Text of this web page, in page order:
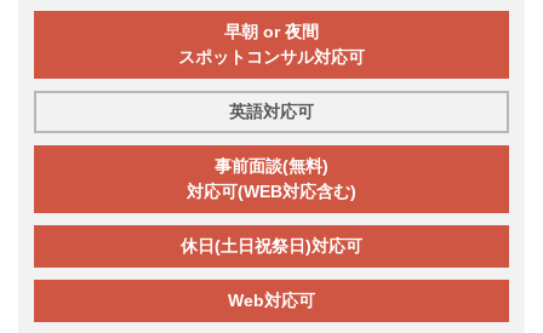
早朝 or 夜間
スポットコンサル対応可
英語対応可
事前面談(無料)
対応可(WEB対応含む)
休日(土日祝祭日)対応可
Web対応可